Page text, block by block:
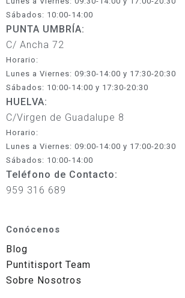
Sábados: 10:00-14:00
PUNTA UMBRÍA:
C/ Ancha 72
Horario:
Lunes a Viernes: 09:30-14:00 y 17:30-20:30
Sábados: 10:00-14:00 y 17:30-20:30
HUELVA:
C/Virgen de Guadalupe 8
Horario:
Lunes a Viernes: 09:00-14:00 y 17:00-20:30
Sábados: 10:00-14:00
Teléfono de Contacto:
959 316 689
Conócenos
Blog
Puntitisport Team
Sobre Nosotros